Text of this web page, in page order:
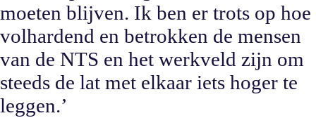
moeten blijven. Ik ben er trots op hoe
volhardend en betrokken de mensen
van de NTS en het werkveld zijn om
steeds de lat met elkaar iets hoger te
leggen.’